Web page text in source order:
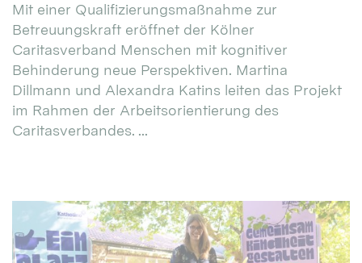
Mit einer Qualifizierungsmaßnahme zur
Betreuungskraft eröffnet der Kölner
Caritasverband Menschen mit kognitiver
Behinderung neue Perspektiven. Martina
Dillmann und Alexandra Katins leiten das Projekt
im Rahmen der Arbeitsorientierung des
Caritasverbandes. ...